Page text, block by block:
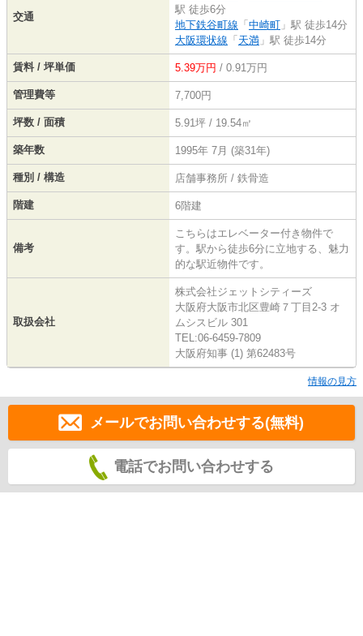
交通
駅 徒歩6分
地下鉄谷町線 「 中崎町 」駅 徒歩14分
大阪環状線 「 天満 」駅 徒歩14分
賃料 / 坪単価 5.39万円 / 0.91万円
管理費等 7,700円
坪数 / 面積 5.91坪 / 19.54㎡
築年数 1995年 7月 (築31年)
種別 / 構造 店舗事務所 / 鉄骨造
階建 6階建
備考
こちらはエレベーター付き物件で
す。駅から徒歩6分に立地する、魅力
的な駅近物件です。
取扱会社
株式会社ジェットシティーズ
大阪府大阪市北区豊崎７丁目2-3 オ
ムシスビル 301
TEL:06-6459-7809
大阪府知事 (1) 第62483号
情報の見方
メールでお問い合わせする(無料)
電話でお問い合わせする